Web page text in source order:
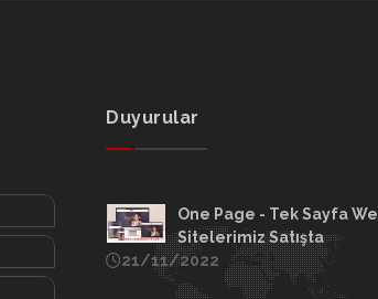
Duyurular
One Page - Tek Sayfa
Sitelerimiz Satışta
21/11/2022